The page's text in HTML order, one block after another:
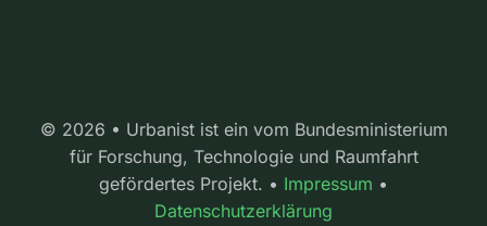
© 2026 • Urbanist ist ein vom Bundesministerium
für Forschung, Technologie und Raumfahrt
gefördertes Projekt. • Impressum •
Datenschutzerklärung